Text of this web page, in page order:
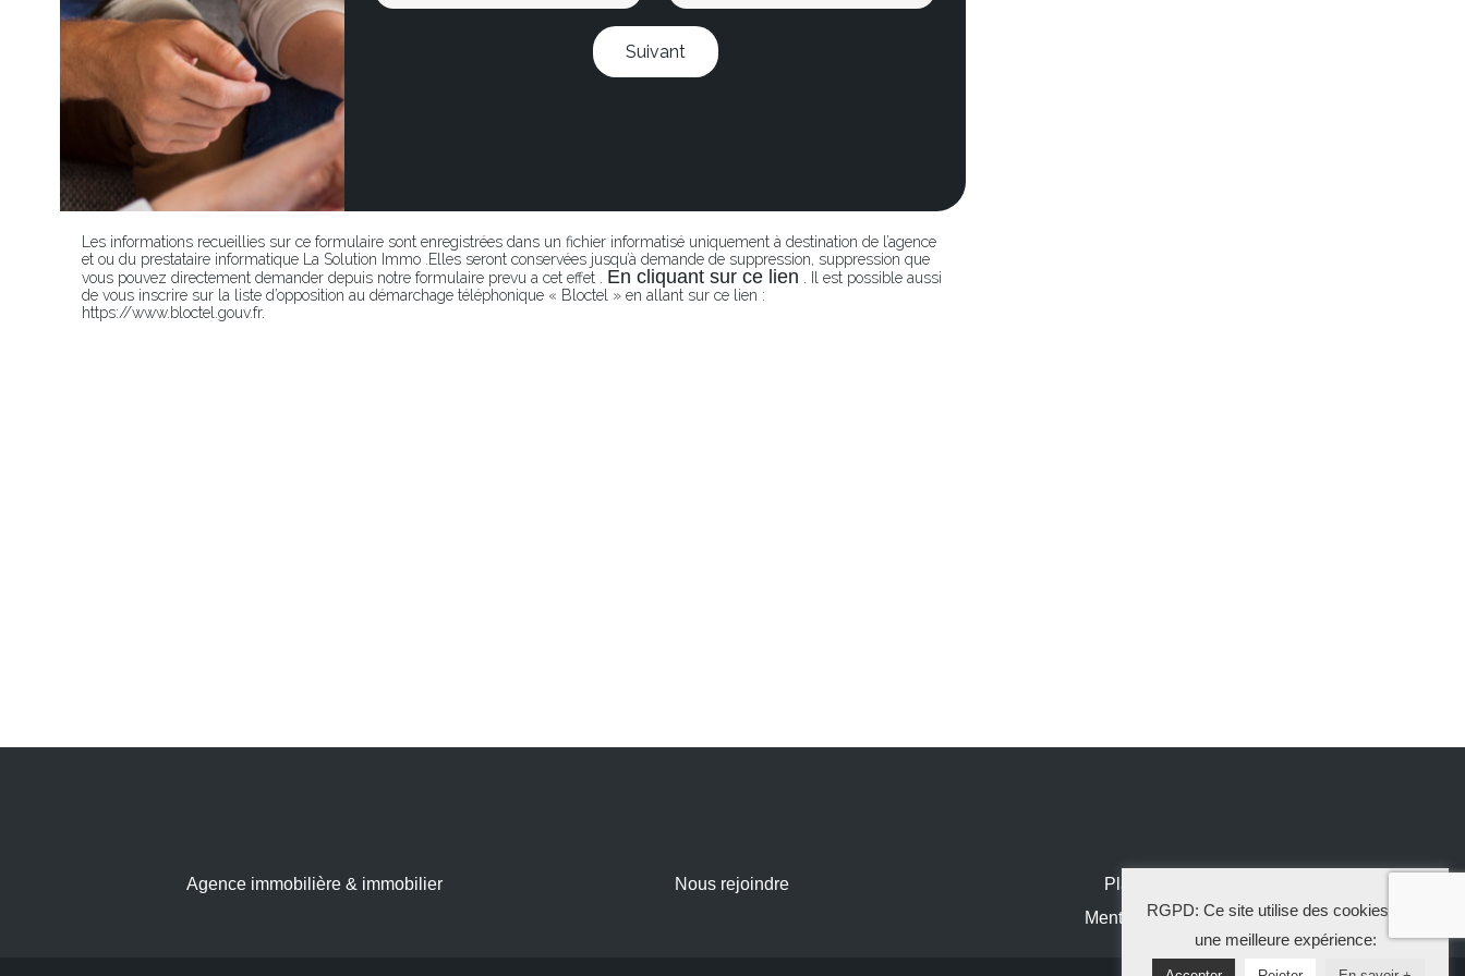
Suivant
Les informations recueillies sur ce formulaire sont enregistrées dans un fichier informatisé uniquement à destination de l’agence
et ou du prestataire informatique La Solution Immo .Elles seront conservées jusqu’à demande de suppression, suppression que
vous pouvez directement demander depuis notre formulaire prevu a cet effet . En cliquant sur ce lien . Il est possible aussi
de vous inscrire sur la liste d’opposition au démarchage téléphonique « Bloctel » en allant sur ce lien :
https://www.bloctel.gouv.fr.
Agence immobilière & immobilier Nous rejoindre
Plan de site
Mentions légales
RGPD: Ce site utilise des cookies pour
une meilleure expérience: